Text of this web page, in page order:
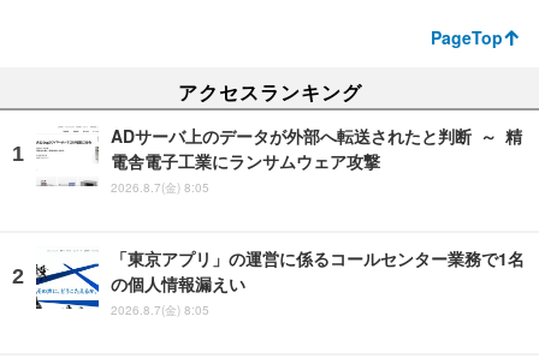
PageTop
アクセスランキング
ADサーバ上のデータが外部へ転送されたと判断 ～ 精
電舎電子工業にランサムウェア攻撃
2026.8.7(金) 8:05
「東京アプリ」の運営に係るコールセンター業務で1名
の個人情報漏えい
2026.8.7(金) 8:05